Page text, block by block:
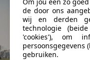
Om jou een zo
de door ons
wij en derden
technologie
'cookies'), om
persoonsgegevens
gebruiken.